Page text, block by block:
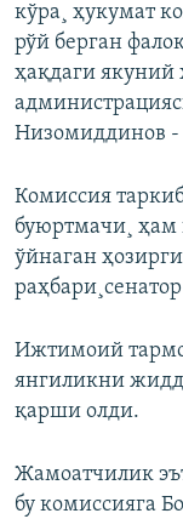
кўра¸ ҳукумат
рўй берган
ҳақдаги якуний
Низомиддинов -
Комиссия
буюртмачи¸ ҳам
ўйнаган
Ижтимоий
янгиликни
қарши олди.
Жамоатчилик
бу комиссияга